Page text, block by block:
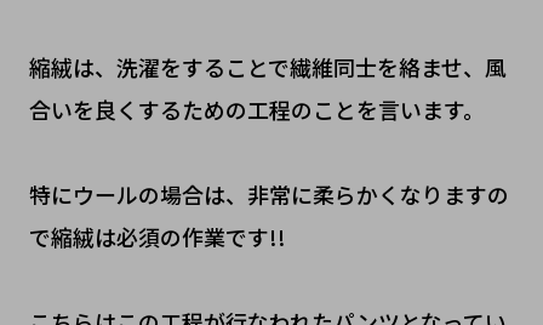
縮絨は、洗濯をすることで繊維同士を絡ませ、風
合いを良くするための工程のことを言います。
特にウールの場合は、非常に柔らかくなりますの
で縮絨は必須の作業です!!